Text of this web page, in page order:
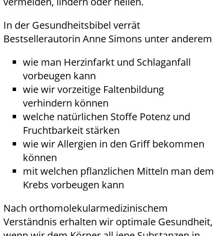
In der Gesundheitsbibel verrät
Bestsellerautorin Anne Simons unter anderem
wie man Herzinfarkt und Schlaganfall
vorbeugen kann
wie wir vorzeitige Faltenbildung
verhindern können
welche natürlichen Stoffe Potenz und
Fruchtbarkeit stärken
wie wir Allergien in den Griff bekommen
können
mit welchen pflanzlichen Mitteln man dem
Krebs vorbeugen kann
Nach orthomolekularmedizinischem
Verständnis erhalten wir optimale Gesundheit,